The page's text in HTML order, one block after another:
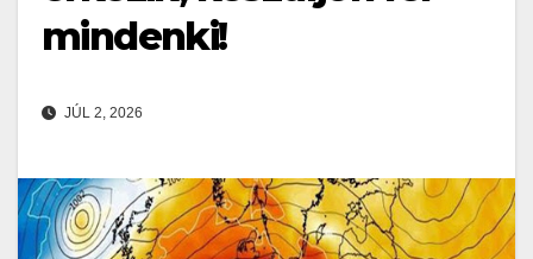
mindenki!
JÚL 2, 2026